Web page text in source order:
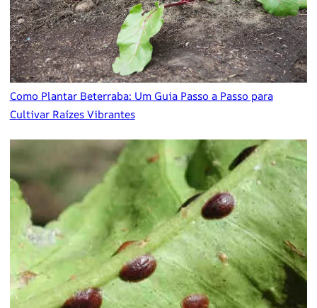
Como Plantar Beterraba: Um Guia Passo a Passo para
Cultivar Raízes Vibrantes